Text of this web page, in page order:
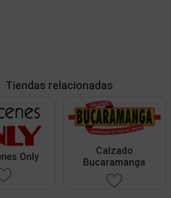
Tiendas relacionadas
Only
Calzado
Bucaramanga